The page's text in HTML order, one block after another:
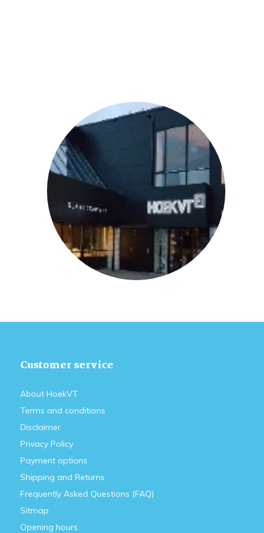
Customer service
About HoekVT
Terms and conditions
Disclaimer
Privacy Policy
Payment options
Shipping and Returns
Frequently Asked Questions (FAQ)
Sitmap
Opening hours